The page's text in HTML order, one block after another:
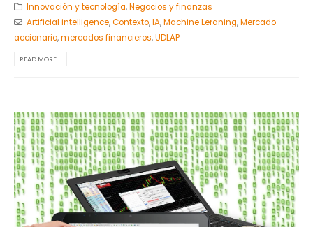
Innovación y tecnología,Negocios y finanzas
Artificial intelligence,Contexto,IA,Machine Leraning,Mercado
accionario,mercados financieros,UDLAP
READ MORE...